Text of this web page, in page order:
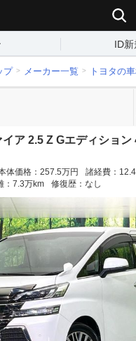
ID
プ メーカー一覧 トヨタの
イア 2.5 Z Gエディション
体価格： 257.5万円 諸経費： 12.4
： 7.3万km 修復歴： なし